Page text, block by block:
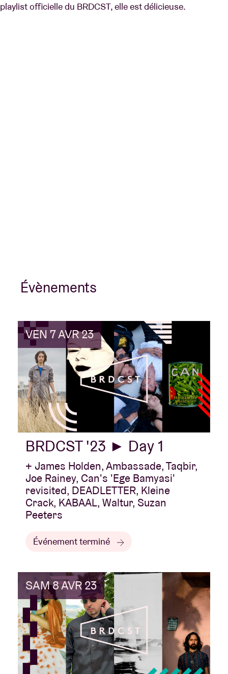
playlist officielle du BRDCST, elle est délicieuse.
Évènements
VEN 7 AVR 23
BRDCST '23 ► Day 1
+ James Holden, Ambassade, Taqbir,
Joe Rainey, Can's 'Ege Bamyasi'
revisited, DEADLETTER, Kleine
Crack, KABAAL, Waltur, Suzan
Peeters
Événement terminé
SAM 8 AVR 23